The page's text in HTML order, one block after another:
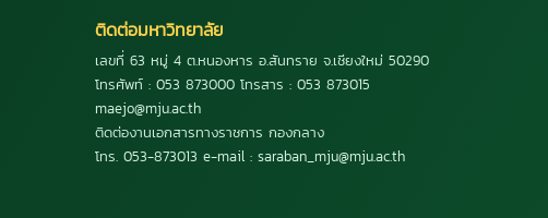
ติดต่อมหาวิทยาลัย
เลขที่ 63 หมู่ 4 ต.หนองหาร อ.สันทราย จ.เชียงใหม่ 50290
โทรศัพท์ : 053 873000 โทรสาร : 053 873015
maejo@mju.ac.th
ติดต่องานเอกสารทางราชการ กองกลาง
โทร. 053-873013 e-mail : saraban_mju@mju.ac.th